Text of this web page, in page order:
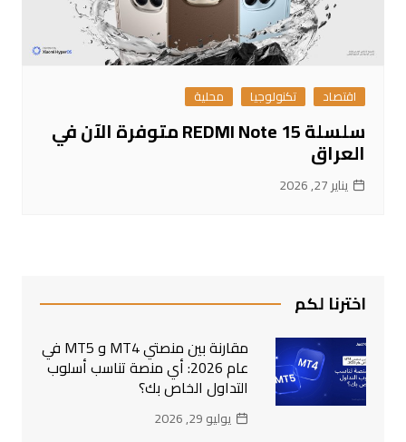
اقتصاد تكنولوجيا محلية
سلسلة REDMI Note 15 متوفرة الآن في
العراق
يناير 27, 2026
اخترنا لكم
مقارنة بين منصتي MT4 و MT5 في
عام 2026: أي منصة تناسب أسلوب
التداول الخاص بك؟
يوليو 29, 2026